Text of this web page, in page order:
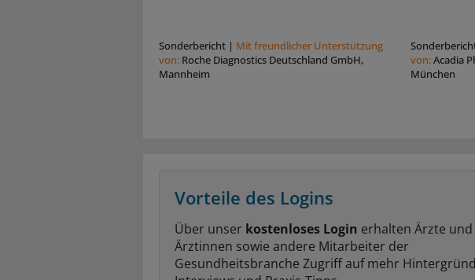
Sonderbericht | Mit freundlicher Unterstützung
von: Roche Diagnostics Deutschland GmbH,
Mannheim
von:Acadia
München
Vorteile des Logins
Über unser kostenloses Login erhalten Ärzte und
Ärztinnen sowie andere Mitarbeiter der
Gesundheitsbranche Zugriff auf mehr